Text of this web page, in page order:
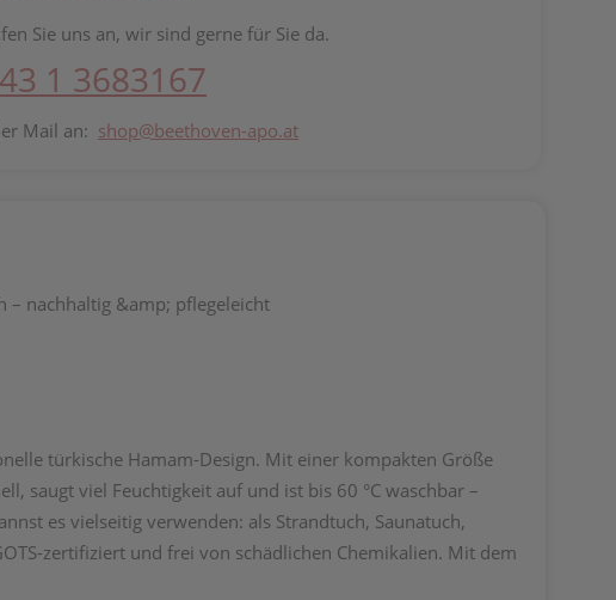
Sie uns an, wir sind gerne für Sie da.
1 3683167
Mail an: shop@beethoven-apo.at
– nachhaltig &amp; pflegeleicht
türkische Hamam-Design. Mit einer kompakten Größe
saugt viel Feuchtigkeit auf und ist bis 60 °C waschbar –
es vielseitig verwenden: als Strandtuch, Saunatuch,
zertifiziert und frei von schädlichen Chemikalien. Mit dem